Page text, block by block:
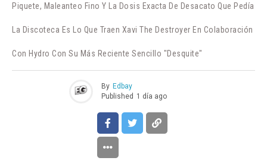
Piquete, Maleanteo Fino Y La Dosis Exacta De Desacato Que Pedía
La Discoteca Es Lo Que Traen Xavi The Destroyer En Colaboración
Con Hydro Con Su Más Reciente Sencillo "Desquite"
By Edbay
Published 1 día ago